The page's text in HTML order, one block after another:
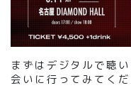
まずはデジタルで聴
会いに行ってみてくだ